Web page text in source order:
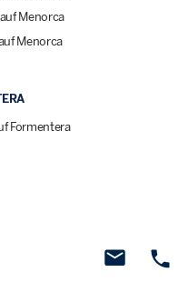
Menorca
Menorca
Formentera